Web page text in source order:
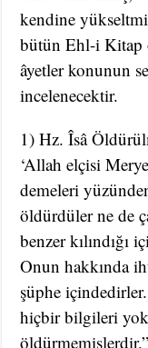
kendine
bütün Ehl-i Kitap
âyetler konunun
incelenecektir.
1) Hz. Îsâ
‘Allah elçisi
demeleri
öldürdüler ne de
benzer kılındığı
Onun hakkında
şüphe
hiçbir bilgileri